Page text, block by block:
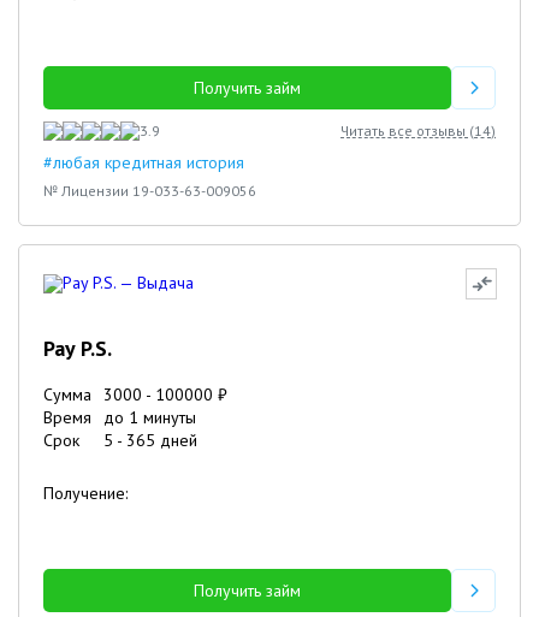
Получить займ
3.9 Читать все отзывы (14)
#любая кредитная история
№ Лицензии 19-033-63-009056
Pay P.S.
Сумма 3000 - 100000 ₽
Время
до 1 минуты
Срок
5 - 365 дней
Получение:
Получить займ